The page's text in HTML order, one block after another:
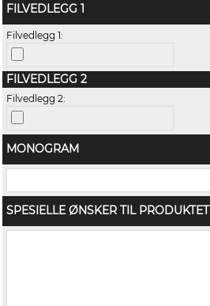
FILVEDLEGG 1
Filvedlegg 1:
FILVEDLEGG 2
Filvedlegg 2:
MONOGRAM
SPESIELLE ØNSKER TIL PRODUKTET